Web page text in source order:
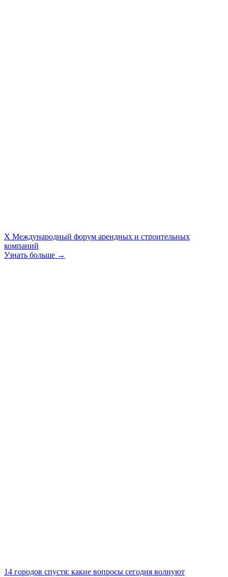
X Международный форум арендных и строительных
компаний
Узнать больше →
14 городов спустя: какие вопросы сегодня волнуют